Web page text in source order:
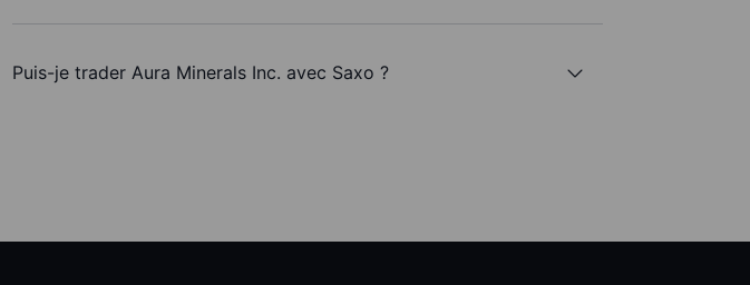
Puis-je trader Aura Minerals Inc. avec Saxo ?